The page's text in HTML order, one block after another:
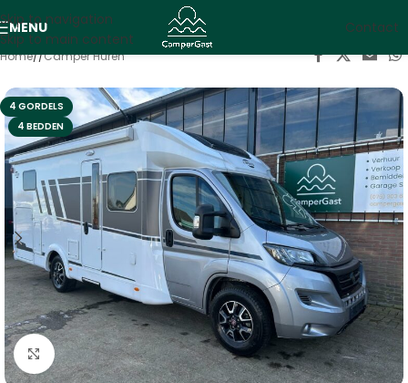
Skip to navigation
Skip to main content
MENU Contact
Home/ Camper Huren
4 GORDELS
4 BEDDEN
Vergroten